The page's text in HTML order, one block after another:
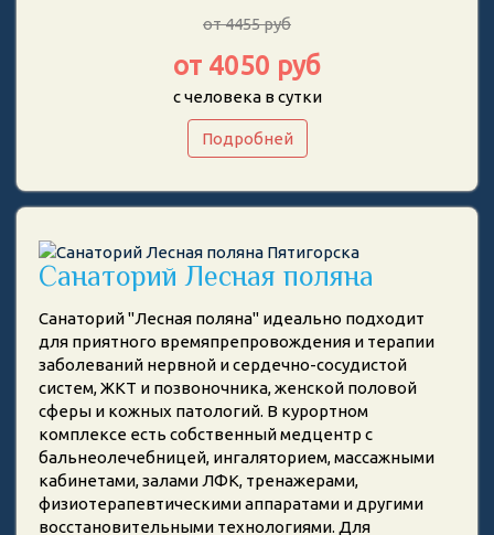
от 4455 руб
от 4050 руб
с человека в сутки
Подробней
Санаторий Лесная поляна
Санаторий "Лесная поляна" идеально подходит
для приятного времяпрепровождения и терапии
заболеваний нервной и сердечно-сосудистой
систем, ЖКТ и позвоночника, женской половой
сферы и кожных патологий. В курортном
комплексе есть собственный медцентр с
бальнеолечебницей, ингаляторием, массажными
кабинетами, залами ЛФК, тренажерами,
физиотерапевтическими аппаратами и другими
восстановительными технологиями. Для